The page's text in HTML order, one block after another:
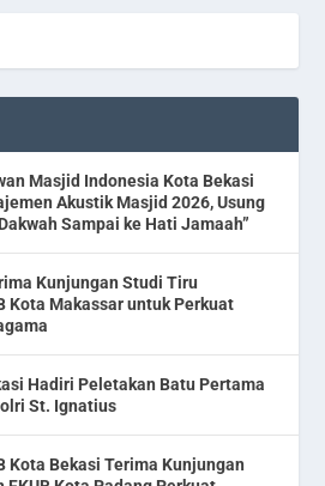
Masjid Indonesia Kota Bekasi
Akustik Masjid 2026, Usung
Sampai ke Hati Jamaah”
Kunjungan Studi Tiru
Kota Makassar untuk Perkuat
Hadiri Peletakan Batu Pertama
St. Ignatius
Kota Bekasi Terima Kunjungan